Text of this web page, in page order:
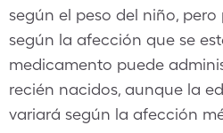
según el peso del niño,
según la afección que se
medicamento puede
recién nacidos, aunque la
variará según la afección